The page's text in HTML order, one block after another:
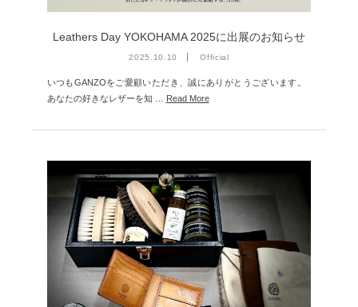
Leathers Day YOKOHAMA 2025に出展のお知らせ
2025.10.10 Official
いつもGANZOをご愛顧いただき、誠にありがとうございます。
あなたの好きなレザーを知 …
Read More